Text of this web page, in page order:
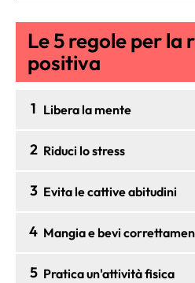
Le 5 regole per la
positiva
1 Libera la mente
2 Riduci lo stress
3 Evita le cattive abitudini
4 Mangia e bevi
5 Pratica un'attività fisica